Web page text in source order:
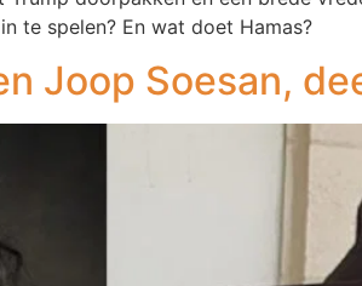
te spelen? En wat doet Hamas?
Joop Soesan,